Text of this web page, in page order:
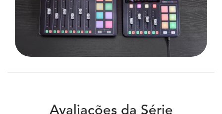
Avaliações da Série